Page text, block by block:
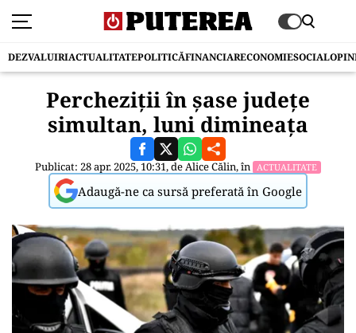
DEZVALUIRIACTUALITATEPOLITICĂFINANCIARECONOMIESOCIAL
Percheziții în șase județe
simultan, luni dimineața
Publicat: 28 apr. 2025, 10:31, deAlice Călin, în ACTUALITATE
Adaugă-ne ca sursă preferată în Google